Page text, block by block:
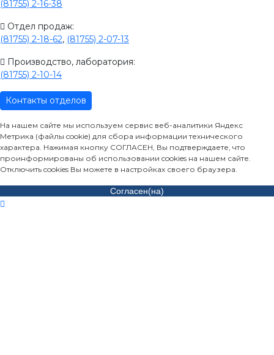
(81755) 2-16-38
Отдел продаж:
(81755) 2-18-62, (81755) 2-07-13
Производство, лаборатория:
(81755) 2-10-14
Контакты отделов
На нашем сайте мы используем сервис веб-аналитики Яндекс
Метрика (файлы cookie) для сбора информации технического
характера. Нажимая кнопку СОГЛАСЕН, Вы подтверждаете, что
проинформированы об использовании cookies на нашем сайте.
Отключить cookies Вы можете в настройках своего браузера.
Согласен(на)